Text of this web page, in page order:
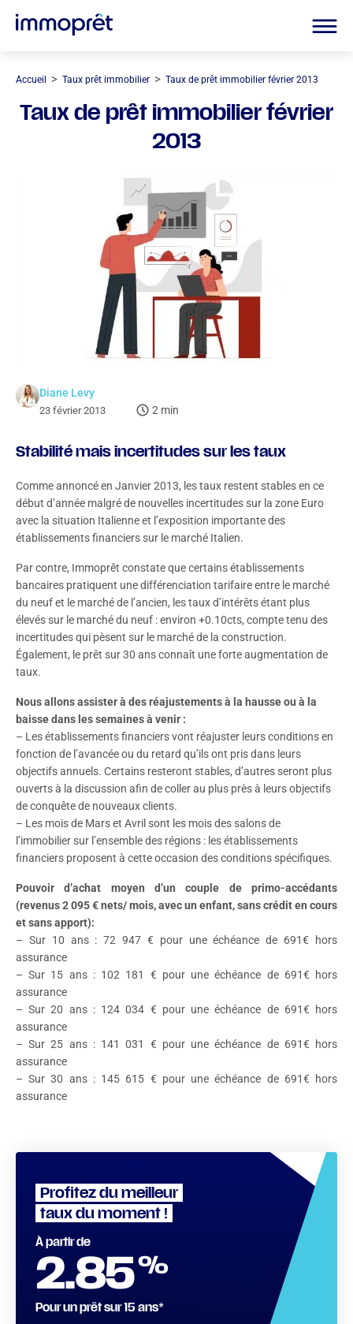
Accueil > Taux prêt immobilier > Taux de prêt immobilier février 2013
Taux de prêt immobilier février
2013
Diane Levy
23 février 2013 2 min
Stabilité mais incertitudes sur les taux
Comme annoncé en Janvier 2013, les taux restent stables en ce
début d’année malgré de nouvelles incertitudes sur la zone Euro
avec la situation Italienne et l’exposition importante des
établissements financiers sur le marché Italien.
Par contre, Immoprêt constate que certains établissements
bancaires pratiquent une différenciation tarifaire entre le marché
du neuf et le marché de l’ancien, les taux d’intérêts étant plus
élevés sur le marché du neuf : environ +0.10cts, compte tenu des
incertitudes qui pèsent sur le marché de la construction.
Également, le prêt sur 30 ans connaît une forte augmentation de
taux.
Nous allons assister à des réajustements à la hausse ou à la
baisse dans les semaines à venir :
– Les établissements financiers vont réajuster leurs conditions en
fonction de l’avancée ou du retard qu’ils ont pris dans leurs
objectifs annuels. Certains resteront stables, d’autres seront plus
ouverts à la discussion afin de coller au plus près à leurs objectifs
de conquête de nouveaux clients.
– Les mois de Mars et Avril sont les mois des salons de
l’immobilier sur l’ensemble des régions : les établissements
financiers proposent à cette occasion des conditions spécifiques.
Pouvoir d’achat moyen d’un couple de primo-accédants
(revenus 2 095 € nets/ mois, avec un enfant, sans crédit en cours
et sans apport):
– Sur 10 ans : 72 947 € pour une échéance de 691€ hors
assurance
– Sur 15 ans : 102 181 € pour une échéance de 691€ hors
assurance
– Sur 20 ans : 124 034 € pour une échéance de 691€ hors
assurance
– Sur 25 ans : 141 031 € pour une échéance de 691€ hors
assurance
– Sur 30 ans : 145 615 € pour une échéance de 691€ hors
assurance
Profitez du meilleur
taux du moment !
À partir de
2.85%
Pour un prêt sur 15 ans*